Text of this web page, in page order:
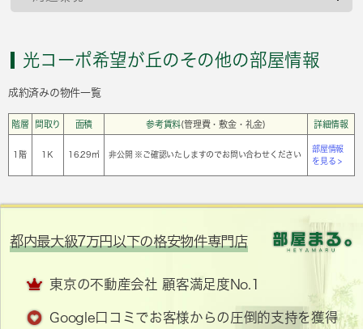
光コーポ希望が丘のその他の部屋情報
成約済みの物件一覧
階層 間取り 面積 参考賃料(管理費・敷金・礼金) 詳細情報
1階 1Ｋ 16.29㎡ 非公開 ※ご確認いたしますのでお問い合わせください
部屋情報
を見る >
都内最大級7万円以下の格安物件専門店
東京の不動産会社 顧客満足度No.1
Google口コミでお客様からの圧倒的支持を獲得